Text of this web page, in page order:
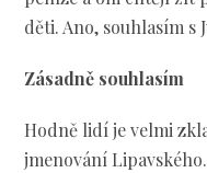
děti. Ano, souhlasím s
Zásadně souhlasím
Hodně lidí je velmi
jmenování